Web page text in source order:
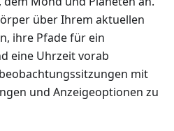
über Ihrem aktuellen
ihre Pfade für ein
eine Uhrzeit vorab
mit
und Anzeigeoptionen zu